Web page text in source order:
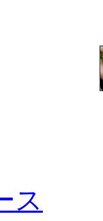
ス